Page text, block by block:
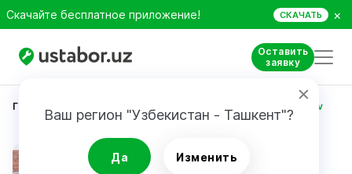
Скачайте бесплатное приложение! СКАЧАТЬ ×
Оставить
заявку
Ваш регион "Узбекистан - Ташкент"?
Да Изменить
Главная avazbek badalov
avazbek badalov